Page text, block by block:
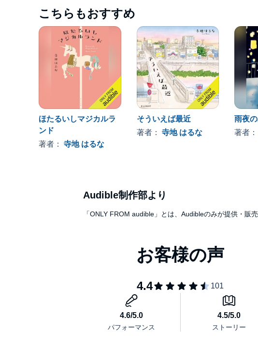
「ジュエリーが形を変え輝くように、少しずつでも歩みを進
の作品は教えてくれる。」瀬尾まいこ氏推薦！©2024 Terachi
Inc.
こちらもおすすめ
ほたるいしマジカルラ
ンド
著者： 寺地 はるな
そういえば最近
著者： 寺地 はるな
雨夜
著者
Audible制作部より
「ONLY FROM audible」とは、Audibleのみが提供・販